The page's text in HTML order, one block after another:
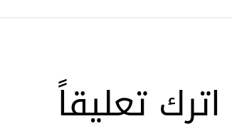
اترك تعليقاً